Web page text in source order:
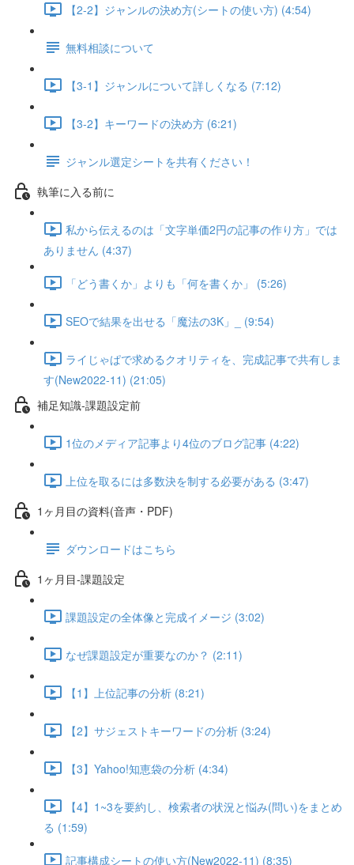
【2-2】ジャンルの決め方(シートの使い方) (4:54)
無料相談について
【3-1】ジャンルについて詳しくなる (7:12)
【3-2】キーワードの決め方 (6:21)
ジャンル選定シートを共有ください！
執筆に入る前に
私から伝えるのは「文字単価2円の記事の作り方」では
ありません (4:37)
「どう書くか」よりも「何を書くか」 (5:26)
SEOで結果を出せる「魔法の3K」_ (9:54)
ライじゃぱで求めるクオリティを、完成記事で共有しま
す(New2022-11) (21:05)
補足知識-課題設定前
1位のメディア記事より4位のブログ記事 (4:22)
上位を取るには多数決を制する必要がある (3:47)
1ヶ月目の資料(音声・PDF)
ダウンロードはこちら
1ヶ月目-課題設定
課題設定の全体像と完成イメージ (3:02)
なぜ課題設定が重要なのか？ (2:11)
【1】上位記事の分析 (8:21)
【2】サジェストキーワードの分析 (3:24)
【3】Yahoo!知恵袋の分析 (4:34)
【4】1~3を要約し、検索者の状況と悩み(問い)をまとめ
る (1:59)
記事構成シートの使い方(New2022-11) (8:35)